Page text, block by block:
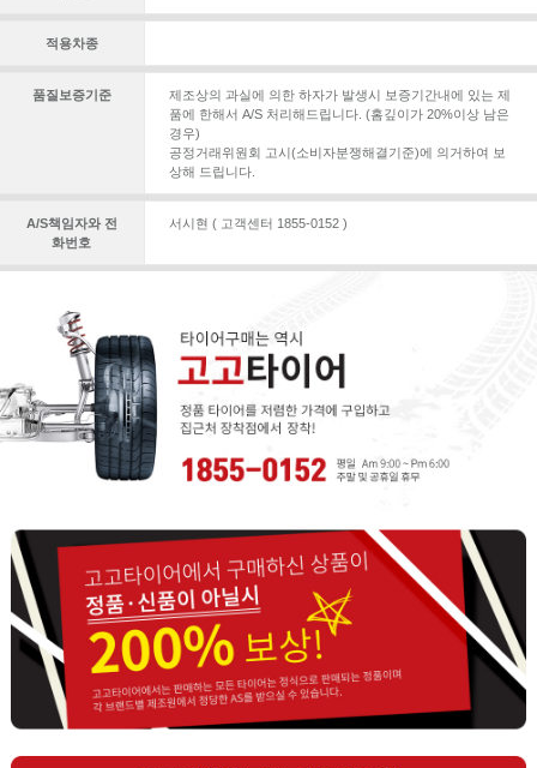
적용차종
품질보증기준
제조상의 과실에 의한 하자가 발생시 보증기간내에 있는 제
품에 한해서 A/S 처리해드립니다. (홈깊이가 20%이상 남은
경우)
공정거래위원회 고시(소비자분쟁해결기준)에 의거하여 보
상해 드립니다.
A/S책임자와 전
화번호
서시현 ( 고객센터 1855-0152 )